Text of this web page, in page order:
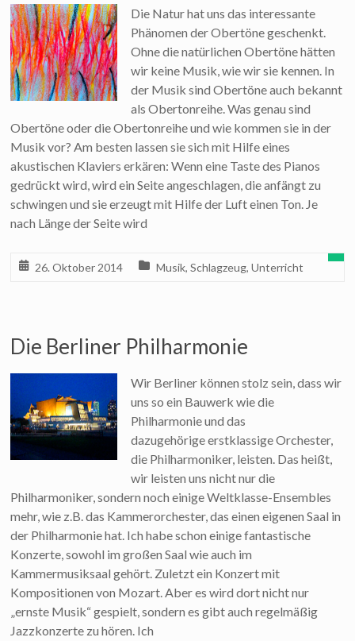
Die Natur hat uns das interessante
Phänomen der Obertöne geschenkt.
Ohne die natürlichen Obertöne hätten
wir keine Musik, wie wir sie kennen. In
der Musik sind Obertöne auch bekannt
als Obertonreihe. Was genau sind
Obertöne oder die Obertonreihe und wie kommen sie in der
Musik vor? Am besten lassen sie sich mit Hilfe eines
akustischen Klaviers erkären: Wenn eine Taste des Pianos
gedrückt wird, wird ein Seite angeschlagen, die anfängt zu
schwingen und sie erzeugt mit Hilfe der Luft einen Ton. Je
nach Länge der Seite wird
26. Oktober 2014 Musik,Schlagzeug,Unterricht
Die Berliner Philharmonie
Wir Berliner können stolz sein, dass wir
uns so ein Bauwerk wie die
Philharmonie und das
dazugehörige erstklassige Orchester,
die Philharmoniker, leisten. Das heißt,
wir leisten uns nicht nur die
Philharmoniker, sondern noch einige Weltklasse-Ensembles
mehr, wie z.B. das Kammerorchester, das einen eigenen Saal in
der Philharmonie hat. Ich habe schon einige fantastische
Konzerte, sowohl im großen Saal wie auch im
Kammermusiksaal gehört. Zuletzt ein Konzert mit
Kompositionen von Mozart. Aber es wird dort nicht nur
„ernste Musik“ gespielt, sondern es gibt auch regelmäßig
Jazzkonzerte zu hören. Ich